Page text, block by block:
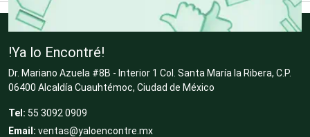
Clubes Deportivos
!Ya lo Encontré!
Dr. Mariano Azuela #8B - Interior 1 Col. Santa María la Ribera, C.P.
06400 Alcaldía Cuauhtémoc, Ciudad de México
Tel: 55 3092 0909
Email: ventas@yaloencontre.mx